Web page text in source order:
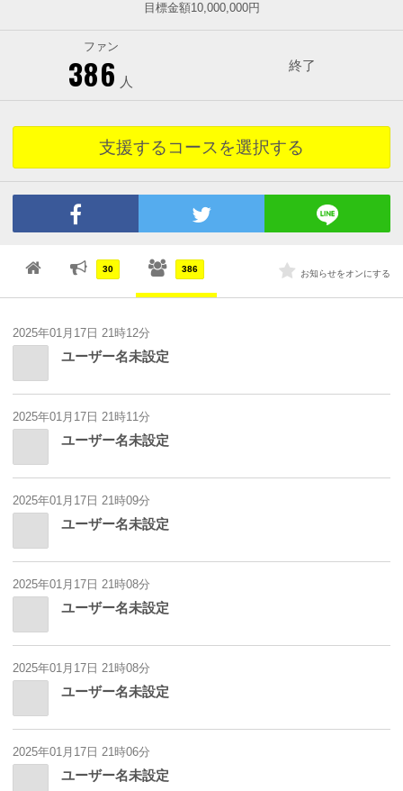
目標金額10,000,000円
ファン
386 人
終了
支援するコースを選択する
30 386 お知らせをオンにする
2025年01月17日 21時12分
ユーザー名未設定
2025年01月17日 21時11分
ユーザー名未設定
2025年01月17日 21時09分
ユーザー名未設定
2025年01月17日 21時08分
ユーザー名未設定
2025年01月17日 21時08分
ユーザー名未設定
2025年01月17日 21時06分
ユーザー名未設定